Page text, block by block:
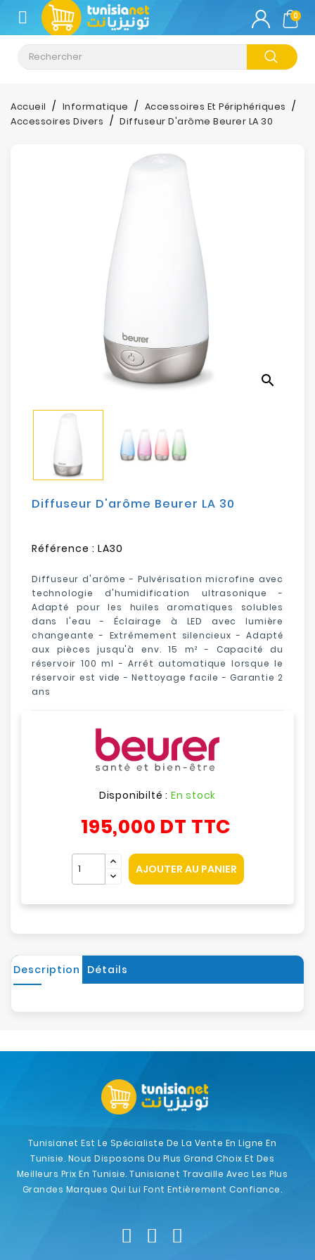
CATÉGORIE
Climatisation
Informatique
Electroménager
Mobilités
Loisirs
0
Accueil Informatique
Accessoires Et Périphériques
Accessoires Divers
Diffuseur D'arôme Beurer LA 30
search
Diffuseur D'arôme Beurer LA 30
Référence : LA30
Diffuseur d'arôme - Pulvérisation microfine avec
technologie d'humidification ultrasonique -
Adapté pour les huiles aromatiques solubles
dans l'eau - Éclairage à LED avec lumière
changeante - Extrêmement silencieux - Adapté
aux pièces jusqu'à env. 15 m² - Capacité du
réservoir 100 ml - Arrêt automatique lorsque le
réservoir est vide - Nettoyage facile - Garantie 2
ans
Disponibilté : En stock
195,000 DT TTC
AJOUTER AU PANIER
Description Détails
Tunisianet Est Le Spécialiste De La Vente En Ligne En
Tunisie. Nous Disposons Du Plus Grand Choix Et Des
Meilleurs Prix En Tunisie. Tunisianet Travaille Avec Les Plus
Grandes Marques Qui Lui Font Entièrement Confiance.